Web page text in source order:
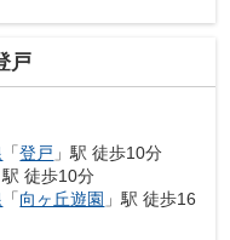
戸
「登戸 」駅 徒歩10分
駅 徒歩10分
「向ヶ丘遊園 」駅 徒歩16